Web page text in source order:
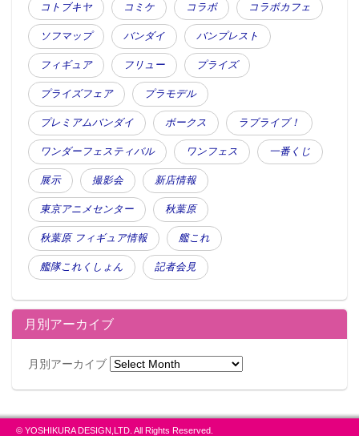
コトブキヤ コミケ コラボ コラボカフェ
ソフマップ バンダイ バンプレスト
フィギュア フリュー プライズ
プライズフェア プラモデル
プレミアムバンダイ ボークス ラブライブ！
ワンダーフェスティバル ワンフェス 一番くじ
展示 撮影会 新店情報
東京アニメセンター 秋葉原
秋葉原 フィギュア情報 艦これ
艦隊これくしょん 記者会見
月別アーカイブ
月別アーカイブ
© YOSHIKURA DESIGN,LTD. All Rights Reserved.